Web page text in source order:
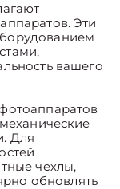
Эти
вашего
Для
чехлы,
обновлять